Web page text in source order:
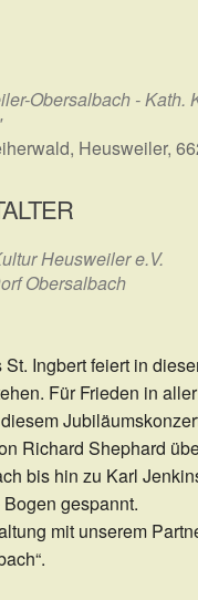
Obersalbach - Kath.
Heusweiler,
Heusweiler e.V.
Obersalbach
St. Ingbert feiert in
Für Frieden in
Richard Shephard
bis hin zu Karl
gespannt.
mit unserem